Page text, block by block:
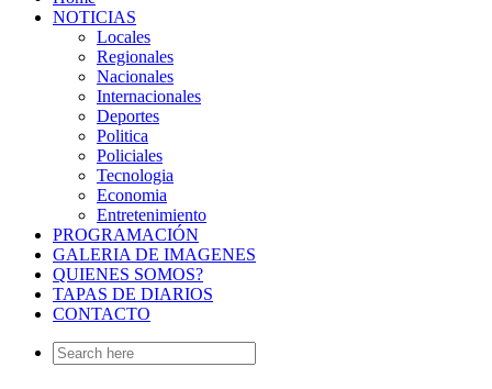
NOTICIAS
Locales
Regionales
Nacionales
Internacionales
Deportes
Politica
Policiales
Tecnologia
Economia
Entretenimiento
PROGRAMACIÓN
GALERIA DE IMAGENES
QUIENES SOMOS?
TAPAS DE DIARIOS
CONTACTO
Search
for: